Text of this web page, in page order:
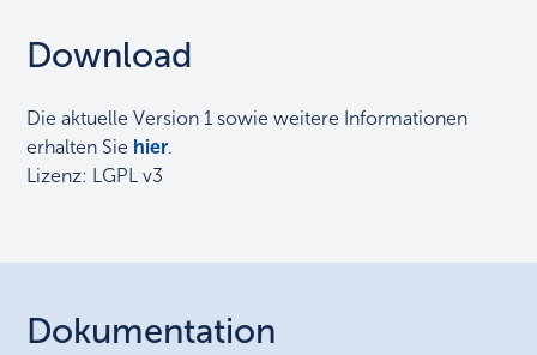
Download
Die aktuelle Version 1 sowie weitere Informationen
erhalten Sie hier.
Lizenz: LGPL v3
Dokumentation